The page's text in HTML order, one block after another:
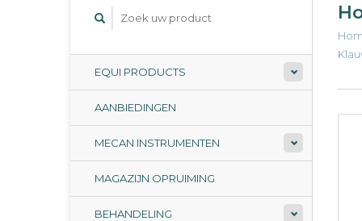
EQUI PRODUCTS
AANBIEDINGEN
MECAN INSTRUMENTEN
MAGAZIJN OPRUIMING
BEHANDELING